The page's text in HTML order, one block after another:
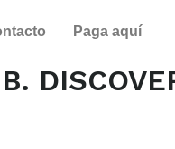
Paga aquí